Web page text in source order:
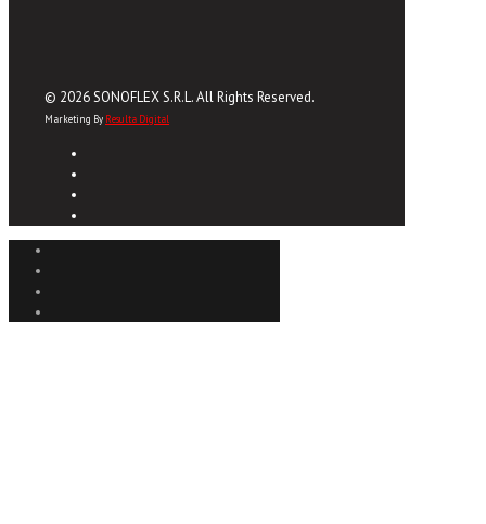
© 2026 SONOFLEX S.R.L. All Rights Reserved.
Marketing By Resulta Digital